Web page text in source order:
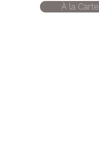
À la Carte